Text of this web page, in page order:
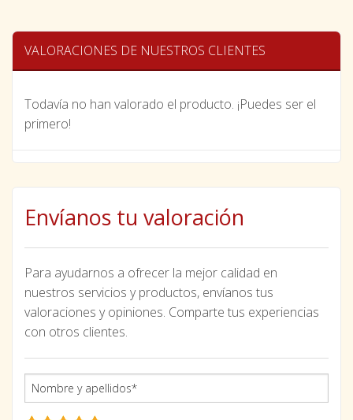
VALORACIONES DE NUESTROS CLIENTES
Todavía no han valorado el producto. ¡Puedes ser el
primero!
Envíanos tu valoración
Para ayudarnos a ofrecer la mejor calidad en
nuestros servicios y productos, envíanos tus
valoraciones y opiniones. Comparte tus experiencias
con otros clientes.